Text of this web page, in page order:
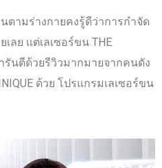
ามร่างกายคงรู้ดีว่าการกำจัด
ลย แต่เลเซอร์ขน THE
ารันตีด้วยรีวิวมากมายจากคนดัง
ด้วย โปรแกรมเลเซอร์ขน